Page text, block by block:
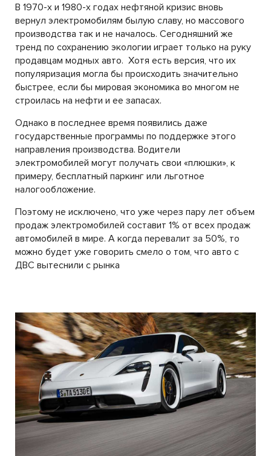
В 1970-х и 1980-х годах нефтяной кризис вновь
вернул электромобилям былую славу, но массового
производства так и не началось. Сегодняшний же
тренд по сохранению экологии играет только на руку
продавцам модных авто. Хотя есть версия, что их
популяризация могла бы происходить значительно
быстрее, если бы мировая экономика во многом не
строилась на нефти и ее запасах.
Однако в последнее время появились даже
государственные программы по поддержке этого
направления производства. Водители
электромобилей могут получать свои «плюшки», к
примеру, бесплатный паркинг или льготное
налогообложение.
Поэтому не исключено, что уже через пару лет объем
продаж электромобилей составит 1% от всех продаж
автомобилей в мире. А когда перевалит за 50%, то
можно будет уже говорить смело о том, что авто с
ДВС вытеснили с рынка